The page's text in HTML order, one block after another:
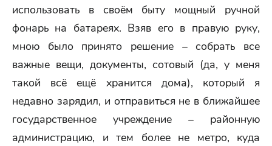
использовать в своём быту мощный ручной
фонарь на батареях. Взяв его в правую руку,
мною было принято решение – собрать все
важные вещи, документы, сотовый (да, у меня
такой всё ещё хранится дома), который я
недавно зарядил, и отправиться не в ближайшее
государственное учреждение – районную
администрацию, и тем более не метро, куда